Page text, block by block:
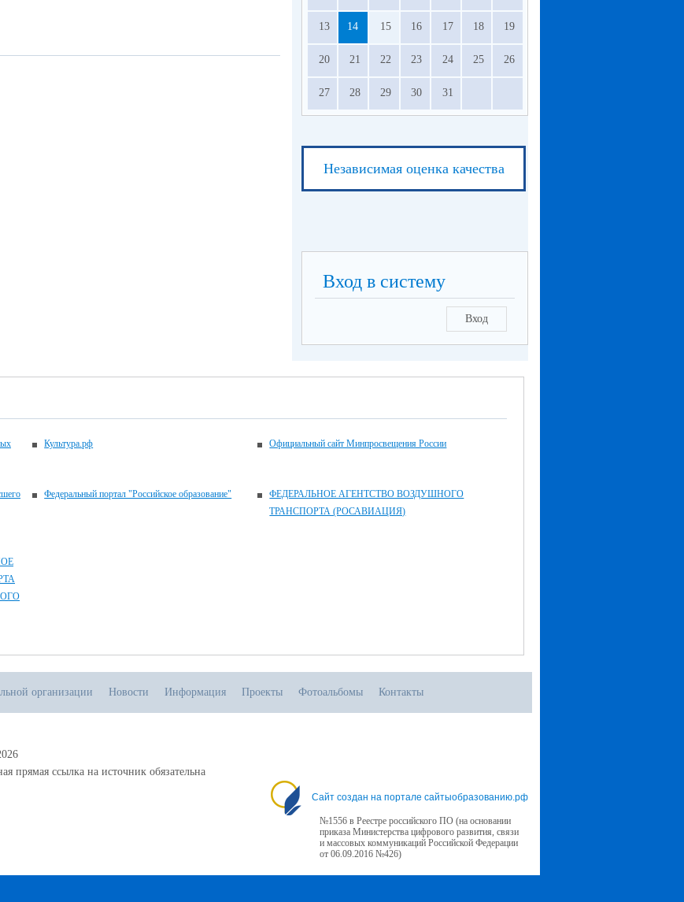
13 14 15 16 17 18 19
20 21 22 23 24 25 26
27 28 29 30 31
Независимая оценка качества
Вход в систему
Вход
Культура.рф Официальный сайт Минпросвещения России
Федеральный портал "Российское образование"
ФЕДЕРАЛЬНОЕ АГЕНТСТВО ВОЗДУШНОГО
ТРАНСПОРТА (РОСАВИАЦИЯ)
организации Новости Информация Проекты Фотоальбомы Контакты
прямая ссылка на источник обязательна
Сайт создан на портале сайтыобразованию.рф
№1556 в Реестре российского ПО (на основании
приказа Министерства цифрового развития, связи
и массовых коммуникаций Российской Федерации
от 06.09.2016 №426)